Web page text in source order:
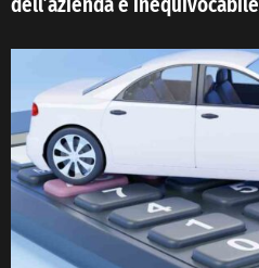
dell’azienda è inequivocabile